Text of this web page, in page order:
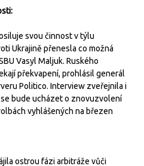
svou činnost v týlu
Ukrajině přenesla co možná
Vasyl Maljuk. Ruského
překvapení, prohlásil generál
Politico. Interview zveřejnila i
se bude ucházet o znovuzvolení
vyhlášených na březen
ostrou fázi arbitráže vůči